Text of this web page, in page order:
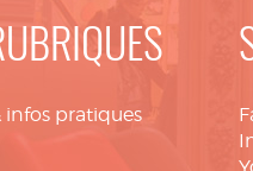
infos pratiques